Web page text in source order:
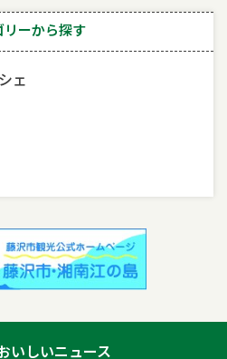
リーから探す
ェ
いしいニュース